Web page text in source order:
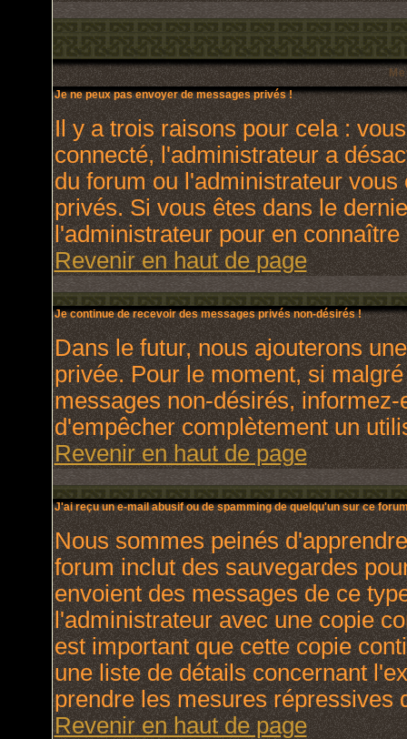
Je ne peux pas envoyer de messages privés !
Il y a trois raisons pour cela :
connecté, l'administrateur a
du forum ou l'administrateur
privés. Si vous êtes dans le
l'administrateur pour en connaître
Revenir en haut de page
Je continue de recevoir des messages privés non-désirés !
Dans le futur, nous ajouterons
privée. Pour le moment, si
messages non-désirés,
d'empêcher complètement un
Revenir en haut de page
J'ai reçu un e-mail abusif ou de spamming de quelqu'un sur ce
Nous sommes peinés
forum inclut des sauvegardes
envoient des messages de ce
l'administrateur avec une copie
est important que cette copie
une liste de détails concernant
prendre les mesures répressives
Revenir en haut de page